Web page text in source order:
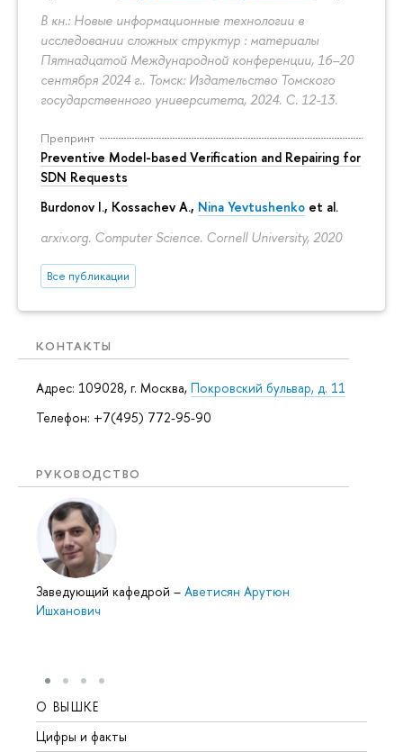
В кн.: Новые информационные технологии в
исследовании сложных структур : материалы
Пятнадцатой Международной конференции, 16–20
сентября 2024 г.. Томск: Издательство Томского
государственного университета, 2024. С. 12-13.
Препринт
Preventive Model-based Verification and Repairing for
SDN Requests
Burdonov I., Kossachev A., Nina Yevtushenko et al.
arxiv.org. Computer Science. Cornell University, 2020
Все публикации
КОНТАКТЫ
Адрес: 109028, г. Москва, Покровский бульвар, д. 11
Телефон: +7(495) 772-95-90
РУКОВОДСТВО
Заведующий кафедрой – Аветисян Арутюн
Ишханович
О ВЫШКЕ
Цифры и факты